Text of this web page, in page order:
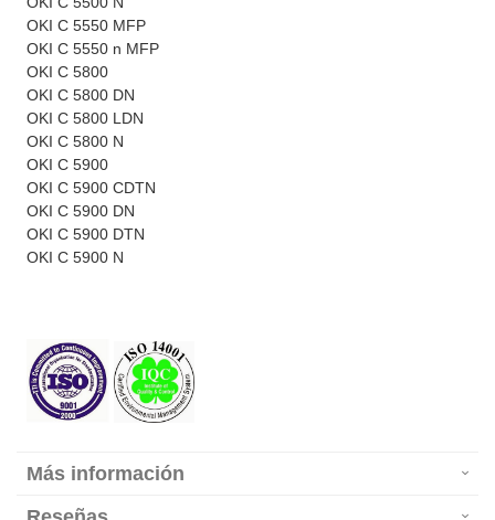
OKI C 5550 MFP
OKI C 5550 n MFP
OKI C 5800
OKI C 5800 DN
OKI C 5800 LDN
OKI C 5800 N
OKI C 5900
OKI C 5900 CDTN
OKI C 5900 DN
OKI C 5900 DTN
OKI C 5900 N
Más información